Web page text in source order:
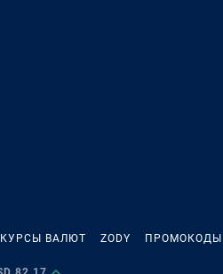
КУРСЫ ВАЛЮТ ZODY ПРОМОКОДЫ